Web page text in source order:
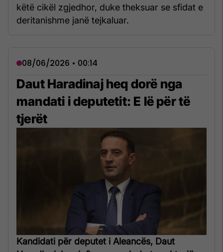
këtë cikël zgjedhor, duke theksuar se sfidat e
deritanishme janë tejkaluar.
08/06/2026 • 00:14
Daut Haradinaj heq dorë nga
mandati i deputetit: E lë për të
tjerët
Kandidati për deputet i Aleancës, Daut